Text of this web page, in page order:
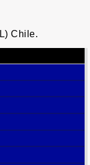
Chile.